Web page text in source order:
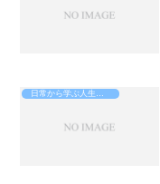
日常から学ぶ人生攻略法